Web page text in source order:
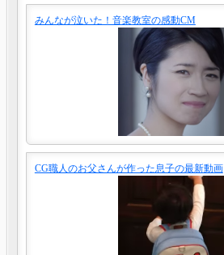
みんなが泣いた！音楽教室の感動CM
CG職人のお父さんが作った息子の最新動画